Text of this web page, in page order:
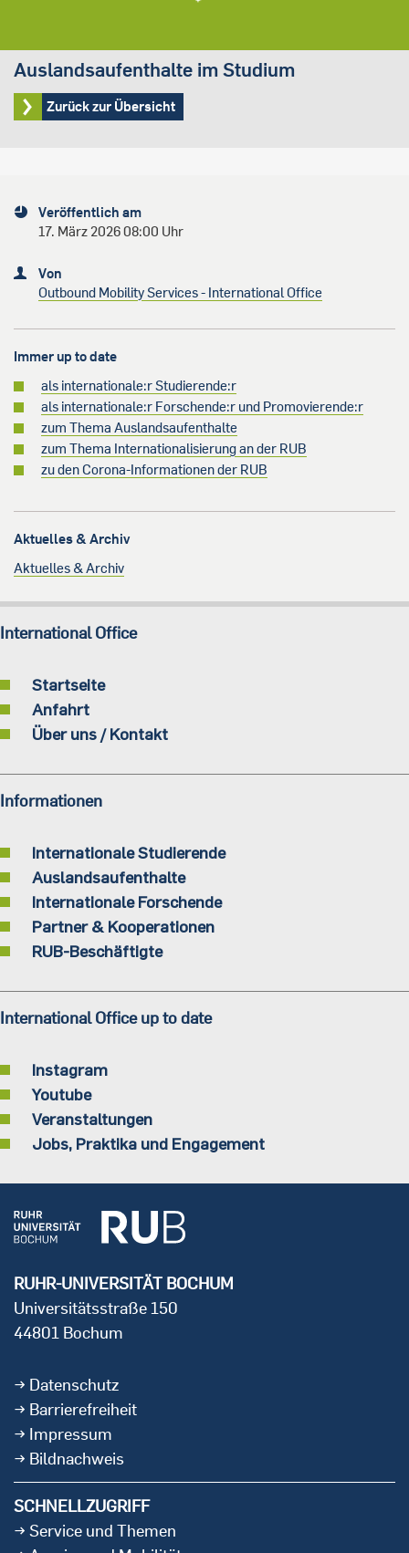
Auslandsaufenthalte im Studium
Zurück zur Übersicht
Veröffentlich am
17. März 2026 08:00 Uhr
Von
Outbound Mobility Services - International Office
Immer up to date
als internationale:r Studierende:r
als internationale:r Forschende:r und Promovierende:r
zum Thema Auslandsaufenthalte
zum Thema Internationalisierung an der RUB
zu den Corona-Informationen der RUB
Aktuelles & Archiv
Aktuelles & Archiv
International Office
Startseite
Anfahrt
Über uns / Kontakt
Informationen
Internationale Studierende
Auslandsaufenthalte
Internationale Forschende
Partner & Kooperationen
RUB-Beschäftigte
International Office up to date
Instagram
Youtube
Veranstaltungen
Jobs, Praktika und Engagement
RUHR-UNIVERSITÄT BOCHUM
Universitätsstraße 150
44801 Bochum
Datenschutz
Barrierefreiheit
Impressum
Bildnachweis
SCHNELLZUGRIFF
Service und Themen